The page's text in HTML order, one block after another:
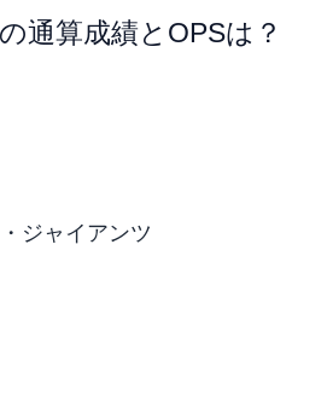
通算成績とOPSは？
ジャイアンツ